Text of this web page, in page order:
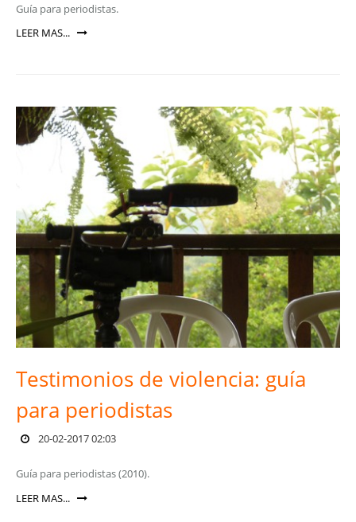
Guía para periodistas.
LEER MAS...
Testimonios de violencia: guía
para periodistas
20-02-2017 02:03
Guía para periodistas (2010).
LEER MAS...